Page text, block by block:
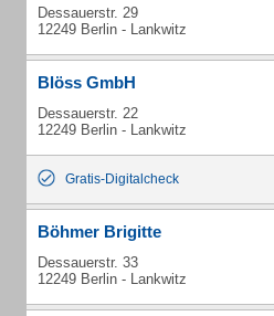
Dessauerstr. 29
12249 Berlin - Lankwitz
Blöss GmbH
Dessauerstr. 22
12249 Berlin - Lankwitz
Gratis-Digitalcheck
Böhmer Brigitte
Dessauerstr. 33
12249 Berlin - Lankwitz